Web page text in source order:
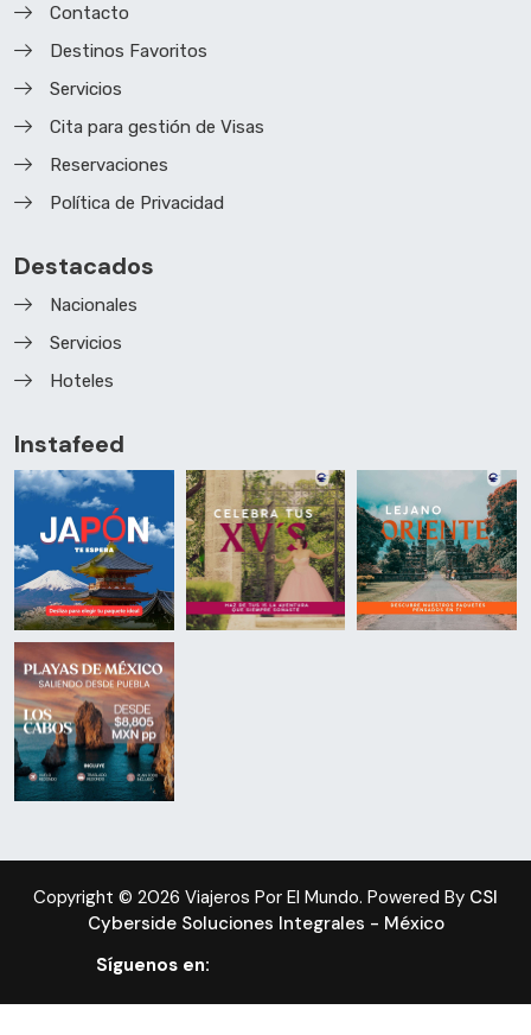
Contacto
Destinos Favoritos
Servicios
Cita para gestión de Visas
Reservaciones
Política de Privacidad
Destacados
Nacionales
Servicios
Hoteles
Instafeed
Copyright © 2026 Viajeros Por El Mundo. Powered By CSI
Cyberside Soluciones Integrales - México
Síguenos en: